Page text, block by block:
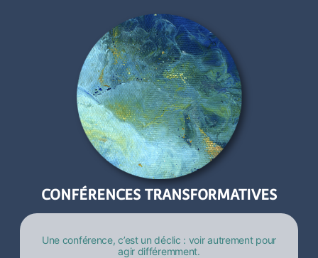
CONFÉRENCES TRANSFORMATIVES
Une conférence, c’est un déclic : voir autrement pour
agir différemment.